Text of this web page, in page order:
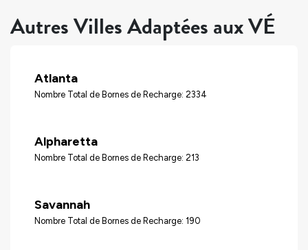
Autres Villes Adaptées aux VÉ
Atlanta
Nombre Total de Bornes de Recharge: 2334
Alpharetta
Nombre Total de Bornes de Recharge: 213
Savannah
Nombre Total de Bornes de Recharge: 190